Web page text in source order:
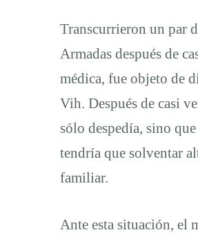
judicial
favorable
para
ser
Transcurrieron un par
Armadas después de
médica, fue objeto de
Vih. Después de casi
sólo despedía, sino
tendría que solventar
familiar.
Ante esta situación, el